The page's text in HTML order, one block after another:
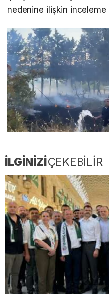
nedenine ilişkin inceleme
İLGİNİZİÇEKEBİLİR